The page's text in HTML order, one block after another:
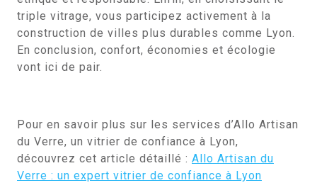
triple vitrage, vous participez activement à la
construction de villes plus durables comme Lyon.
En conclusion, confort, économies et écologie
vont ici de pair.
Pour en savoir plus sur les services d’Allo Artisan
du Verre, un vitrier de confiance à Lyon,
découvrez cet article détaillé : Allo Artisan du
Verre : un expert vitrier de confiance à Lyon